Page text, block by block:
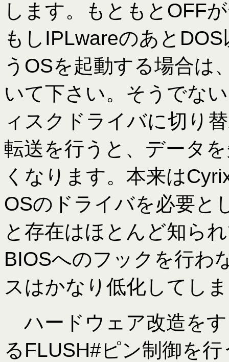
します。もともとOFF
もしIPLwareのあと
うOSを起動する場合は
いて下さい。そうでな
ィスクドライバに切り
転送を行うと、データ
くなります。本来は
OSのドライバを必要と
と存在はほとんど知ら
BIOSへのフックを行わ
スはかなり低化してし
ハードウェア改造を
るFLUSH#ピン制御を